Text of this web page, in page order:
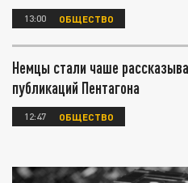
13:00 ОБЩЕСТВО
Немцы стали чаше
публикаций Пентагона
12:47 ОБЩЕСТВО